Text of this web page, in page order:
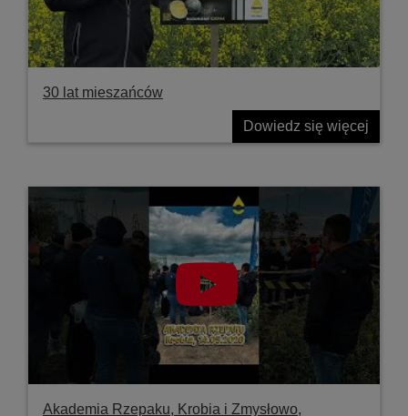
30 lat mieszańców
Dowiedz się więcej
Akademia Rzepaku, Krobia i Zmysłowo,